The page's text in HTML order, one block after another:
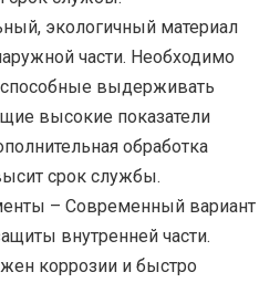
экологичный материал
части. Необходимо
выдерживать
высокие показатели
обработка
срок службы.
– Современный вариант
внутренней части.
коррозии и быстро